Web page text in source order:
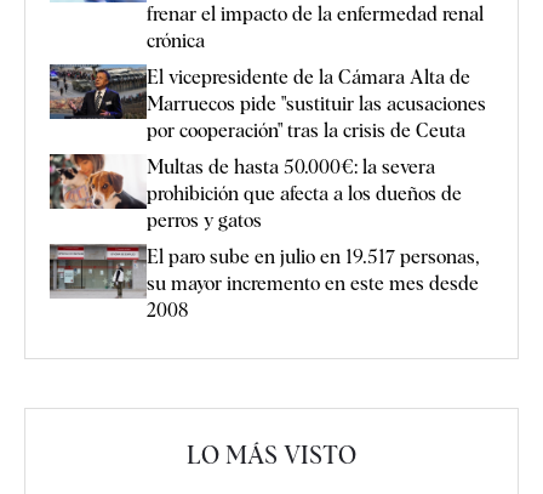
frenar el impacto de la enfermedad renal
crónica
El vicepresidente de la Cámara Alta de
Marruecos pide "sustituir las acusaciones
por cooperación" tras la crisis de Ceuta
Multas de hasta 50.000€: la severa
prohibición que afecta a los dueños de
perros y gatos
El paro sube en julio en 19.517 personas,
su mayor incremento en este mes desde
2008
LO MÁS VISTO